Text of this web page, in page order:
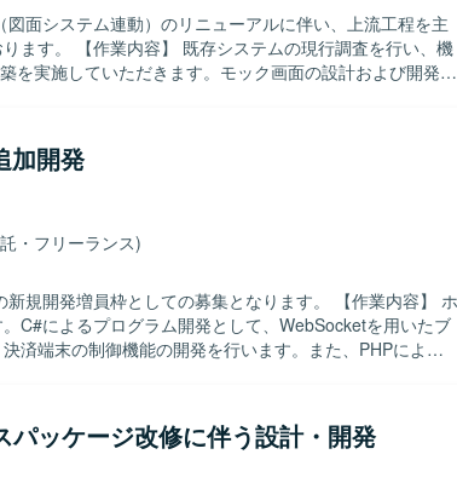
図面システム連動）のリニューアルに伴い、上流工程を主
調査を行い、機
を実施していただきます。モック画面の設計および開発を
程の経験を得意とし、顧客折衝を含むコミュニケーション
現行システムの分析か
上流工程に携わることができ、設計フェーズ完了後は製造
まで一貫した経験を積むことができます。 【開発環
の現行解析およびモック画面開発を行います。
加開発
・フリーランス)
増員枠としての募集となります。 【作業内容】 ホ
C#によるプログラム開発として、WebSocketを用いたブ
済端末の制御機能の開発を行います。また、PHPによる
発経験を幅広く積むことができます。 【開発環境】
PostgreSQL
パッケージ改修に伴う設計・開発